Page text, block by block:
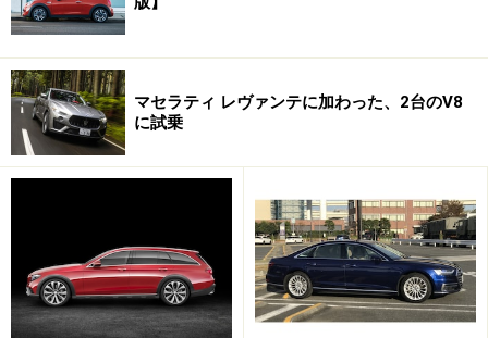
マセラティ レヴァンテに加わった、2台のV8
に試乗